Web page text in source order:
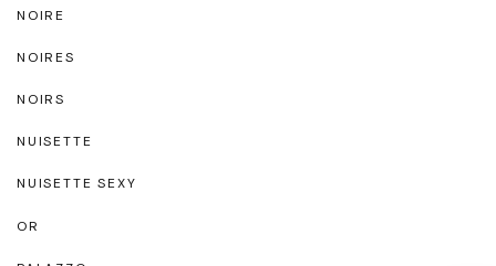
NOIRE
NOIRES
NOIRS
NUISETTE
NUISETTE SEXY
OR